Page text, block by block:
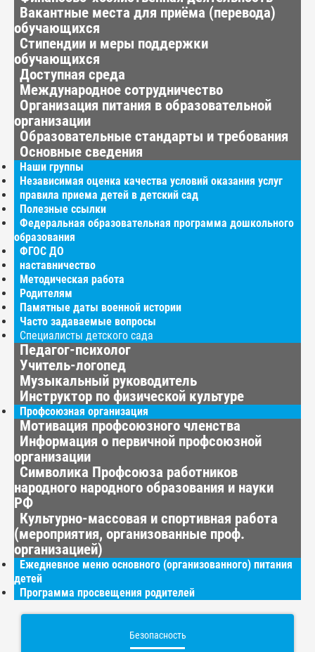
Вакантные места для приёма (перевода)
обучающихся
Стипендии и меры поддержки
обучающихся
Доступная среда
Международное сотрудничество
Организация питания в образовательной
организации
Образовательные стандарты и требования
Основные сведения
Наши группы
Независимая оценка качества условий оказания услуг
правила приема детей в детский сад
Полезные ссылки
Федеральная образовательная программа дошкольного
образования
ФГОС ДО
наставничество
Методическая работа
Родителям
Памятные даты военной истории
Часто задаваемые вопросы
Специалисты детского сада
Педагог-психолог
Учитель-логопед
Музыкальный руководитель
Инструктор по физической культуре
Профсоюзная организация
Мотивация профсоюзного членства
Информация о первичной профсоюзной
организации
Символика Профсоюза работников
народного народного образования и науки
РФ
Культурно-массовая и спортивная работа
(мероприятия, организованные проф.
организацией)
Ежедневное меню основного (организованного) питания
детей
Программа просвещения родителей
Безопасность